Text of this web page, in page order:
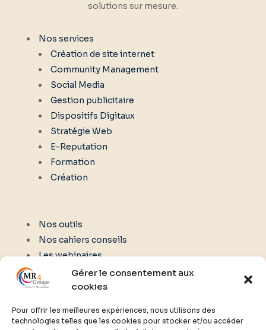
Gérer le consentement aux
cookies
Pour offrir les meilleures expériences, nous utilisons des
technologies telles que les cookies pour stocker et/ou accéder
solutions sur mesure.
Nos services
Création de site internet
Community Management
Social Media
Gestion publicitaire
Dispositifs Digitaux
Stratégie Web
E-Reputation
Formation
Création
Nos outils
Nos cahiers conseils
Les webinaires